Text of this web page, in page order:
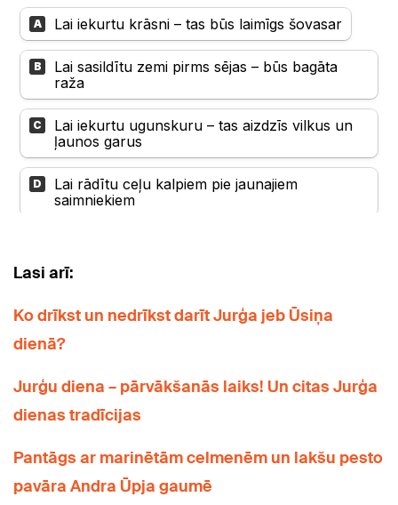
Lasi arī:
Ko drīkst un nedrīkst darīt Jurģa jeb Ūsiņa
dienā?
Jurģu diena – pārvākšanās laiks! Un citas Jurģa
dienas tradīcijas
Pantāgs ar marinētām celmenēm un lakšu pesto
pavāra Andra Ūpja gaumē